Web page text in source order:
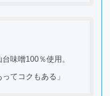
味噌100％使用。
てコクもある」